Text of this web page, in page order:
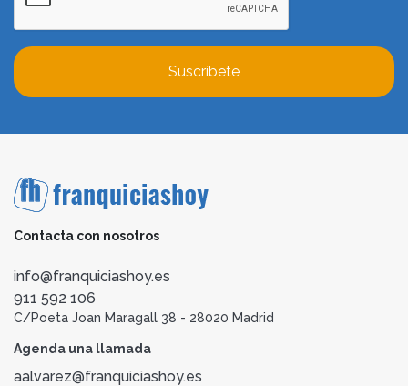
Suscríbete
Contacta con nosotros
info@franquiciashoy.es
911 592 106
C/Poeta Joan Maragall 38 - 28020 Madrid
Agenda una llamada
aalvarez@franquiciashoy.es